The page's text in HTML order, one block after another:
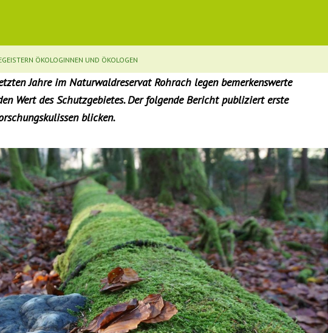
ÖKOLOGINNEN UND ÖKOLOGEN
Jahre im Naturwaldreservat Rohrach legen bemerkenswerte
Wert des Schutzgebietes. Der folgende Bericht publiziert erste
blicken.